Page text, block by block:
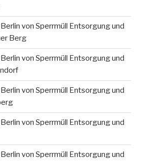
von Sperrmüll Entsorgung und
Berg
von Sperrmüll Entsorgung und
von Sperrmüll Entsorgung und
von Sperrmüll Entsorgung und
von Sperrmüll Entsorgung und